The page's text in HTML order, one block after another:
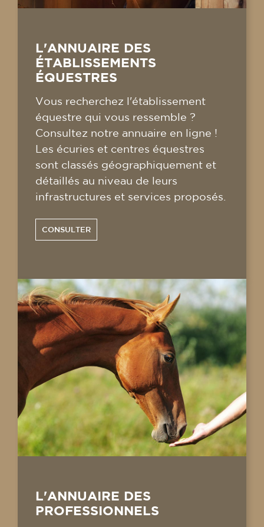
L'ANNUAIRE DES
ÉTABLISSEMENTS
ÉQUESTRES
Vous recherchez l'établissement
équestre qui vous ressemble ?
Consultez notre annuaire en ligne !
Les écuries et centres équestres
sont classés géographiquement et
détaillés au niveau de leurs
infrastructures et services proposés.
CONSULTER
L'ANNUAIRE DES
PROFESSIONNELS